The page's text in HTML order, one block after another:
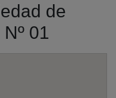
de
01